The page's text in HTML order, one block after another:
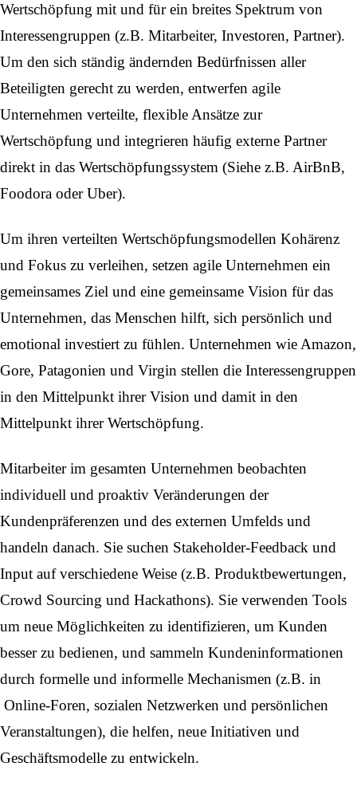
Wertschöpfung mit und für ein breites Spektrum von
Interessengruppen (z.B. Mitarbeiter, Investoren, Partner).
Um den sich ständig ändernden Bedürfnissen aller
Beteiligten gerecht zu werden, entwerfen agile
Unternehmen verteilte, flexible Ansätze zur
Wertschöpfung und integrieren häufig externe Partner
direkt in das Wertschöpfungssystem (Siehe z.B. AirBnB,
Foodora oder Uber).
Um ihren verteilten Wertschöpfungsmodellen Kohärenz
und Fokus zu verleihen, setzen agile Unternehmen ein
gemeinsames Ziel und eine gemeinsame Vision für das
Unternehmen, das Menschen hilft, sich persönlich und
emotional investiert zu fühlen. Unternehmen wie Amazon,
Gore, Patagonien und Virgin stellen die Interessengruppen
in den Mittelpunkt ihrer Vision und damit in den
Mittelpunkt ihrer Wertschöpfung.
Mitarbeiter im gesamten Unternehmen beobachten
individuell und proaktiv Veränderungen der
Kundenpräferenzen und des externen Umfelds und
handeln danach. Sie suchen Stakeholder-Feedback und
Input auf verschiedene Weise (z.B. Produktbewertungen,
Crowd Sourcing und Hackathons). Sie verwenden Tools
um neue Möglichkeiten zu identifizieren, um Kunden
besser zu bedienen, und sammeln Kundeninformationen
durch formelle und informelle Mechanismen (z.B. in
Online-Foren, sozialen Netzwerken und persönlichen
Veranstaltungen), die helfen, neue Initiativen und
Geschäftsmodelle zu entwickeln.